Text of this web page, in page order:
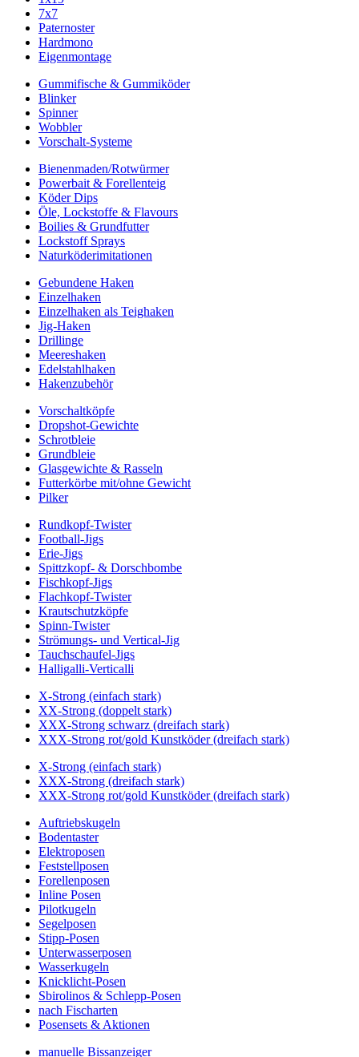
7x7
Paternoster
Hardmono
Eigenmontage
Gummifische & Gummiköder
Blinker
Spinner
Wobbler
Vorschalt-Systeme
Bienenmaden/Rotwürmer
Powerbait & Forellenteig
Köder Dips
Öle, Lockstoffe & Flavours
Boilies & Grundfutter
Lockstoff Sprays
Naturköderimitationen
Gebundene Haken
Einzelhaken
Einzelhaken als Teighaken
Jig-Haken
Drillinge
Meereshaken
Edelstahlhaken
Hakenzubehör
Vorschaltköpfe
Dropshot-Gewichte
Schrotbleie
Grundbleie
Glasgewichte & Rasseln
Futterkörbe mit/ohne Gewicht
Pilker
Rundkopf-Twister
Football-Jigs
Erie-Jigs
Spittzkopf- & Dorschbombe
Fischkopf-Jigs
Flachkopf-Twister
Krautschutzköpfe
Spinn-Twister
Strömungs- und Vertical-Jig
Tauchschaufel-Jigs
Halligalli-Verticalli
X-Strong (einfach stark)
XX-Strong (doppelt stark)
XXX-Strong schwarz (dreifach stark)
XXX-Strong rot/gold Kunstköder (dreifach stark)
X-Strong (einfach stark)
XXX-Strong (dreifach stark)
XXX-Strong rot/gold Kunstköder (dreifach stark)
Auftriebskugeln
Bodentaster
Elektroposen
Feststellposen
Forellenposen
Inline Posen
Pilotkugeln
Segelposen
Stipp-Posen
Unterwasserposen
Wasserkugeln
Knicklicht-Posen
Sbirolinos & Schlepp-Posen
nach Fischarten
Posensets & Aktionen
manuelle Bissanzeiger